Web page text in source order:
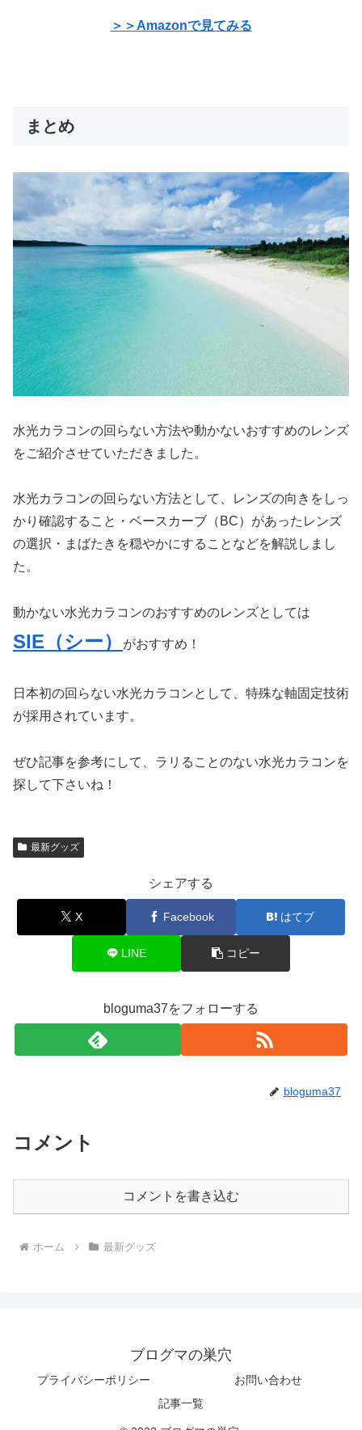
＞＞Amazonで見てみる
まとめ
水光カラコンの回らない方法や動かないおすすめのレンズ
をご紹介させていただきました。
水光カラコンの回らない方法として、レンズの向きをしっ
かり確認すること・ベースカーブ（BC）があったレンズ
の選択・まばたきを穏やかにすることなどを解説しまし
た。
動かない水光カラコンのおすすめのレンズとしては
SIE（シー） がおすすめ！
日本初の回らない水光カラコンとして、特殊な軸固定技術
が採用されています。
ぜひ記事を参考にして、ラリることのない水光カラコンを
探して下さいね！
最新グッズ
シェアする
X Facebook はてブ
LINE コピー
bloguma37をフォローする
bloguma37
コメント
コメントを書き込む
ホーム 最新グッズ
ブログマの巣穴
プライバシーポリシー
お問い合わせ
記事一覧